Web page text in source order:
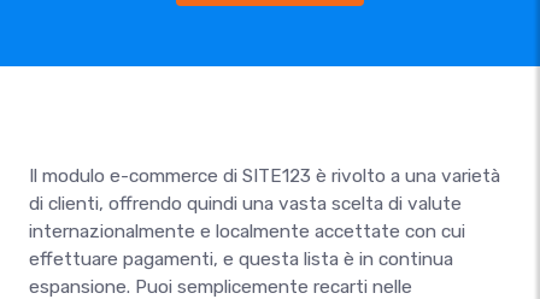
Il modulo e-commerce di SITE123 è rivolto a una varietà
di clienti, offrendo quindi una vasta scelta di valute
internazionalmente e localmente accettate con cui
effettuare pagamenti, e questa lista è in continua
espansione. Puoi semplicemente recarti nelle